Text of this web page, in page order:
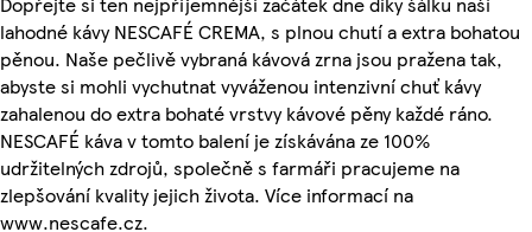
lahodné kávy NESCAFÉ CREMA, s plnou chutí a extra bohatou
pěnou. Naše pečlivě vybraná kávová zrna jsou pražena tak,
abyste si mohli vychutnat vyváženou intenzivní chuť kávy
zahalenou do extra bohaté vrstvy kávové pěny každé ráno.
NESCAFÉ káva v tomto balení je získávána ze 100%
udržitelných zdrojů, společně s farmáři pracujeme na
zlepšování kvality jejich života. Více informací na
www.nescafe.cz.